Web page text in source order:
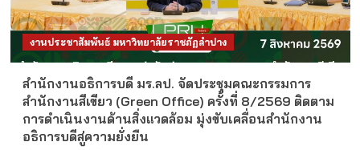
งานประชาสัมพันธ์ มหาวิทยาลัยราชภัฏลำปาง
สำนักงานอธิการบดี มร.ลป. จัดประชุมคณะกรรมการ
สำนักงานสีเขียว (Green Office) ครั้งที่ 8/2569 ติดตาม
การดำเนินงานด้านสิ่งแวดล้อม มุ่งขับเคลื่อนสำนักงาน
อธิการบดีสู่ความยั่งยืน